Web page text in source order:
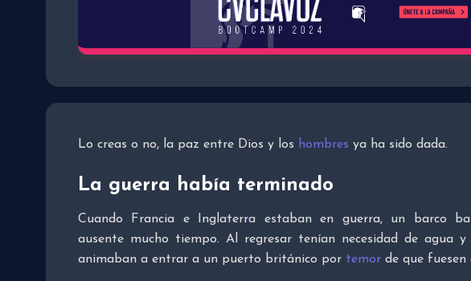
Lo creas o no, la paz entre Dios y los hombres ya ha sido dada.
La guerra había terminado
Cuando Francia e Inglaterra estaban en guerra, un barco
ausente mucho tiempo. Al regresar tenían necesidad de agua
animaban a entrar a un puerto británico por temor de que fuesen